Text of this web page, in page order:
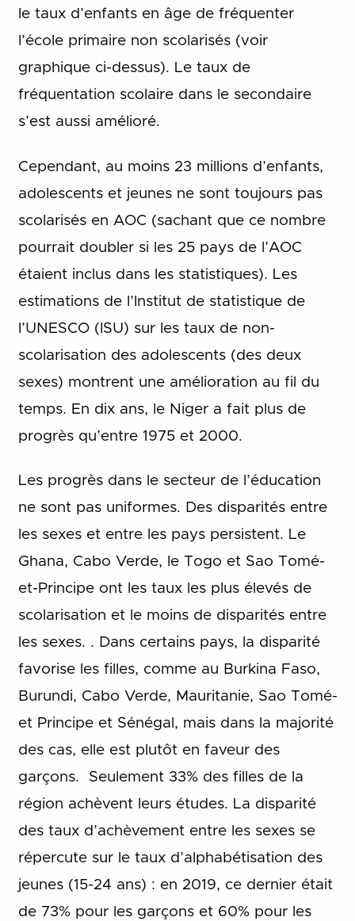
le taux d’enfants en âge de fréquenter
l’école primaire non scolarisés (voir
graphique ci-dessus). Le taux de
fréquentation scolaire dans le secondaire
s’est aussi amélioré.
Cependant, au moins 23 millions d’enfants,
adolescents et jeunes ne sont toujours pas
scolarisés en AOC (sachant que ce nombre
pourrait doubler si les 25 pays de l’AOC
étaient inclus dans les statistiques). Les
estimations de l’Institut de statistique de
l’UNESCO (ISU) sur les taux de non-
scolarisation des adolescents (des deux
sexes) montrent une amélioration au fil du
temps. En dix ans, le Niger a fait plus de
progrès qu’entre 1975 et 2000.
Les progrès dans le secteur de l’éducation
ne sont pas uniformes. Des disparités entre
les sexes et entre les pays persistent. Le
Ghana, Cabo Verde, le Togo et Sao Tomé-
et-Principe ont les taux les plus élevés de
scolarisation et le moins de disparités entre
les sexes. . Dans certains pays, la disparité
favorise les filles, comme au Burkina Faso,
Burundi, Cabo Verde, Mauritanie, Sao Tomé-
et Principe et Sénégal, mais dans la majorité
des cas, elle est plutôt en faveur des
garçons. Seulement 33% des filles de la
région achèvent leurs études. La disparité
des taux d’achèvement entre les sexes se
répercute sur le taux d’alphabétisation des
jeunes (15-24 ans) : en 2019, ce dernier était
de 73% pour les garçons et 60% pour les